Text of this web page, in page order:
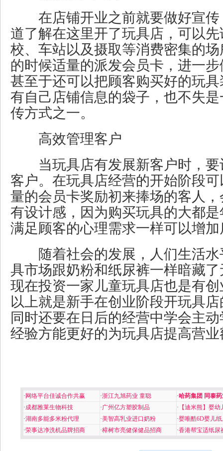
在店铺开业之前就要做好宣传
道了解在这里开了玩具店，可以
校、车站以及摄取等消费密集的
的时候适量的派发会员卡，进一
甚至于还可以把顾客购买好的玩
有自己店铺信息的袋子，也不失
传方式之一。
高效管理客户
当玩具店有发展新客户时，要
客户。在玩具店经营的开始阶段
量的会员卡奖励初来捧场的客人
有设计感，因为购买玩具的大都
满足顾客的心理需求一样可以增
随着社会的发展，人们生活水
具市场跟奶粉和纸尿裤一样暗藏
现在投资一家儿童玩具店也是有
以上就是新手在创业阶段开玩具
同时还要在日后的经营中学会主
经验方能更好的为玩具店提高营业
· 网络平台佳诚合作共赢 ·浙江九旭药业 童聪 ·哈药集团 同泰
·成都雅莱生物科技 ·广州亿方塑胶制品 · 【迪米熊】婴幼
·湖南多能多米粉代理 ·美智高乳业进口奶粉 ·婴唯酷6D婴儿
·荣事达净洗机品牌招商 ·樟树市亮健保健品招商 ·香港帮宝适纸尿